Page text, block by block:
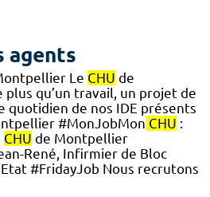
agents
Le CHU de
qu’un travail, un projet de
quotidien de nos IDE présents
#MonJobMon CHU :
CHU de Montpellier
René, Infirmier de Bloc
#FridayJob Nous recrutons